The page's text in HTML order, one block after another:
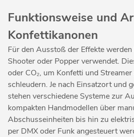
Funktionsweise und
Konfettikanonen
Für den Ausstoß der Effekte
Shooter oder Popper verwendet.
oder CO₂, um Konfetti und
schleudern. Je nach Einsatzort und
stehen verschiedene Systeme zur
kompakten Handmodellen über
Abschusseinheiten bis hin zu
per DMX oder Funk angesteuert